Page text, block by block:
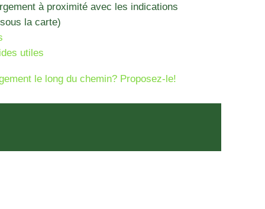
à proximité avec les indications
la carte)
utiles
le long du chemin? Proposez-le!